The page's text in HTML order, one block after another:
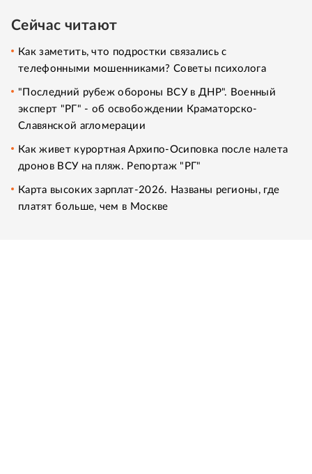
Сейчас читают
Как заметить, что подростки связались с
телефонными мошенниками? Советы психолога
"Последний рубеж обороны ВСУ в ДНР". Военный
эксперт "РГ" - об освобождении Краматорско-
Славянской агломерации
Как живет курортная Архипо-Осиповка после налета
дронов ВСУ на пляж. Репортаж "РГ"
Карта высоких зарплат-2026. Названы регионы, где
платят больше, чем в Москве